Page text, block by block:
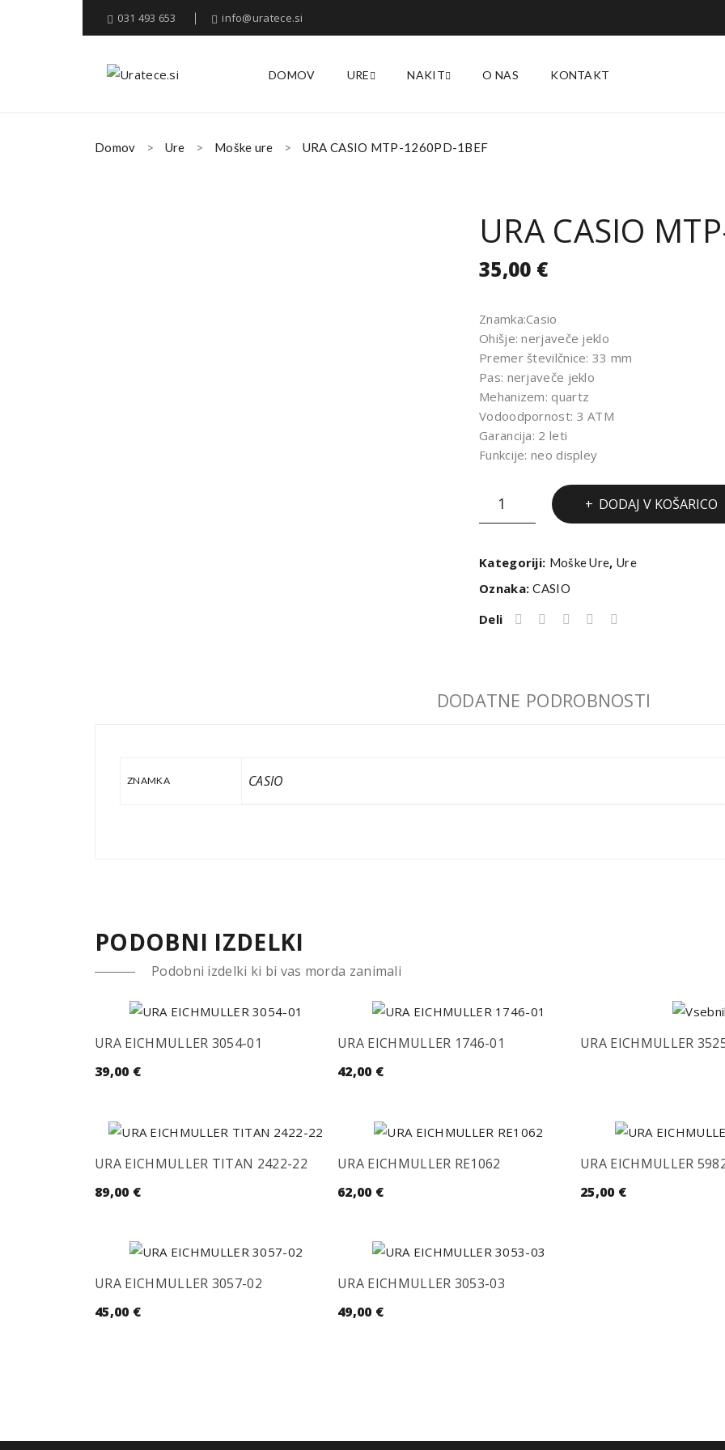
031 493 653 info@uratece.si
DOMOV URE NAKIT O NAS KONTAKT
Domov Ure Moške ure URA CASIO MTP-1260PD-1BEF
URA CASIO
35,00 €
Znamka:Casio
Ohišje: nerjaveče jeklo
Premer številčnice: 33 mm
Pas: nerjaveče jeklo
Mehanizem: quartz
Vodoodpornost: 3 ATM
Garancija: 2 leti
Funkcije: neo displey
URA
1260PD-
1BEF
DODAJ V KOŠARICO
Kategoriji: Moške Ure, Ure
Oznaka:CASIO
Deli
DODATNE PODROBNOSTI
ZNAMKA CASIO
PODOBNI IZDELKI
Podobni izdelki ki bi vas morda zanimali
URA EICHMULLER 3054-01
39,00 €
URA EICHMULLER 1746-01
42,00 €
URA EICHMULLER
URA EICHMULLER TITAN 2422-22
89,00 €
URA EICHMULLER RE1062
62,00 €
URA EICHMULLER
25,00 €
URA EICHMULLER 3057-02
45,00 €
URA EICHMULLER 3053-03
49,00 €